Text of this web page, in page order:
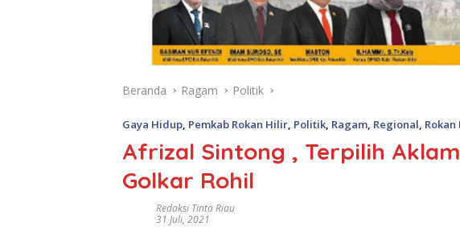
Beranda Ragam Politik
Gaya Hidup, Pemkab Rokan Hilir, Politik, Ragam, Regional,
Afrizal Sintong , Terpilih
Golkar Rohil
Redaksi Tinta Riau
31 Juli, 2021